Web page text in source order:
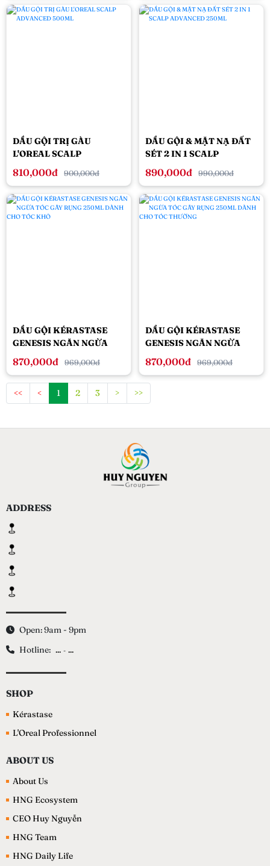
DẦU GỘI TRỊ GÀU
L'OREAL SCALP
ADVANCED 500ML
810,000đ 900,000đ
DẦU GỘI & MẶT NẠ ĐẤT
SÉT 2 IN 1 SCALP
ADVANCED 250ML
890,000đ 990,000đ
DẦU GỘI KÉRASTASE
GENESIS NGĂN NGỪA
TÓC GÃY RỤNG 250ML
DÀNH CHO TÓC KHÔ
870,000đ 969,000đ
DẦU GỘI KÉRASTASE
GENESIS NGĂN NGỪA
TÓC GÃY RỤNG 250ML
DÀNH CHO TÓC THƯỜNG
870,000đ 969,000đ
<< < 1 2 3 > >>
ADDRESS
Open: 9am - 9pm
Hotline: ... - ...
SHOP
Kérastase
L'Oreal Professionnel
ABOUT US
About Us
HNG Ecosystem
CEO Huy Nguyễn
HNG Team
HNG Daily Life